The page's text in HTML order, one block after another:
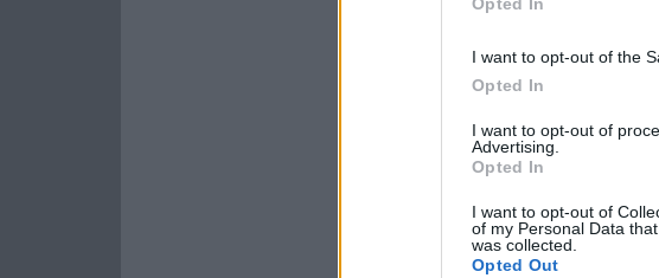
I want to opt-out of the
Opted In
I want to opt-out of
Advertising.
Opted In
I want to opt-out of
of my Personal Data
was collected.
Opted Out